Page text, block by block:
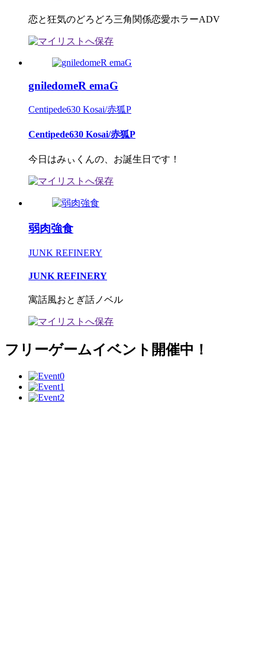
恋と狂気のどろどろ三角関係恋愛ホラーADV
gniledomeR emaG
Centipede630 Kosai/赤狐P
Centipede630 Kosai/赤狐P
今日はみぃくんの、お誕生日です！
弱肉強食
JUNK REFINERY
JUNK REFINERY
寓話風おとぎ話ノベル
フリーゲームイベント開催中！